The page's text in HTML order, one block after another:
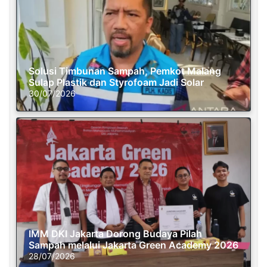
Solusi Timbunan Sampah, Pemkot Malang
Sulap Plastik dan Styrofoam Jadi Solar
30/07/2026
IMM DKI Jakarta Dorong Budaya Pilah
Sampah melalui Jakarta Green Academy 2026
28/07/2026